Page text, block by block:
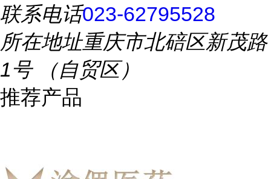
联系电话023-62795528
所在地址重庆市北碚区新茂路
1号 （自贸区）
推荐产品